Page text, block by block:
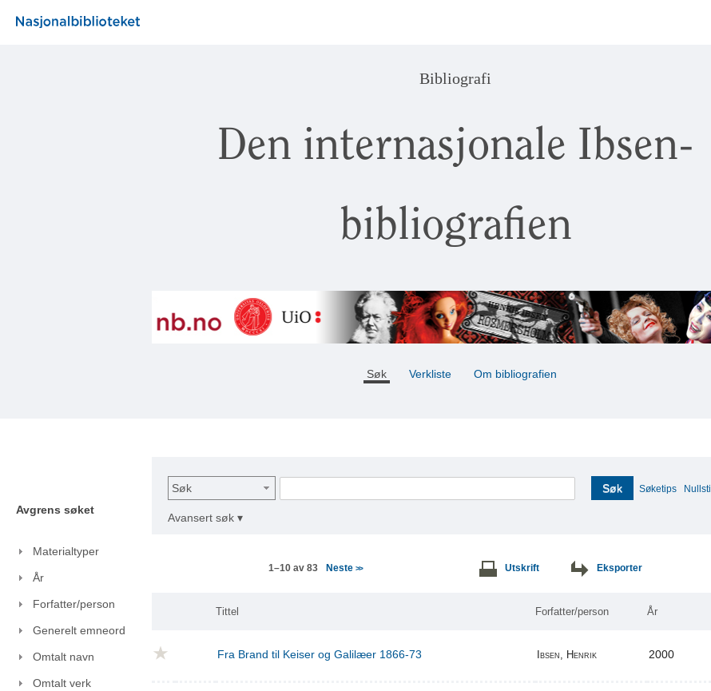
Bibliografi
Den internasjonale Ibsen-
bibliografien
Søk Verkliste Om bibliografien
Avgrens søket
Materialtyper
År
Forfatter/person
Generelt emneord
Omtalt navn
Omtalt verk
Søk Søk Søketips Nullstill
Avansert søk ▾
1–10 av 83 Neste>> Utskrift Eksporter
Tittel Forfatter/person År
Fra Brand til Keiser og Galilæer 1866-73 Ibsen, Henrik 2000